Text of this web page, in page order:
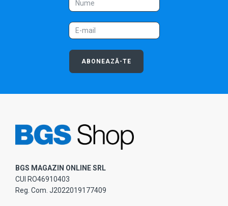
ABONEAZĂ-TE
BGS MAGAZIN ONLINE SRL
CUI RO46910403
Reg. Com. J2022019177409